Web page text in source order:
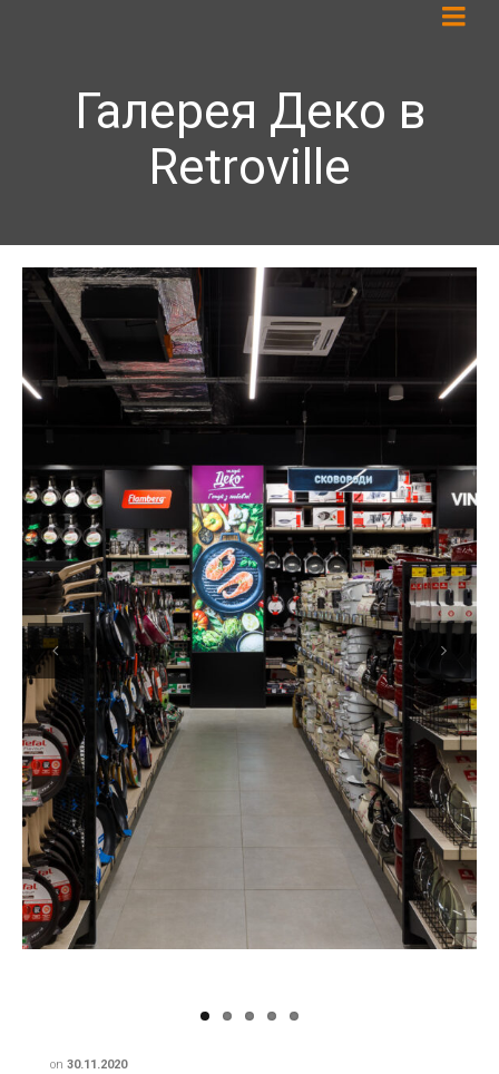
Галерея Деко в
Retroville
Previous
on 30.11.2020